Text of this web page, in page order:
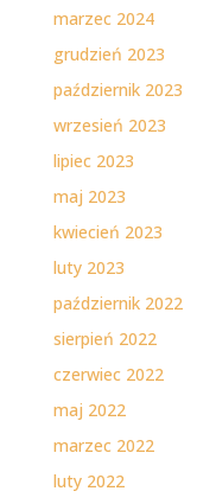
marzec 2024
grudzień 2023
październik 2023
wrzesień 2023
lipiec 2023
maj 2023
kwiecień 2023
luty 2023
październik 2022
sierpień 2022
czerwiec 2022
maj 2022
marzec 2022
luty 2022